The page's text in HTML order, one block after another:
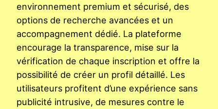
environnement premium et sécurisé, des
options de recherche avancées et un
accompagnement dédié. La plateforme
encourage la transparence, mise sur la
vérification de chaque inscription et offre la
possibilité de créer un profil détaillé. Les
utilisateurs profitent d’une expérience sans
publicité intrusive, de mesures contre le